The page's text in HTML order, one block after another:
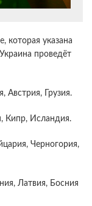
которая указана
проведёт
Австрия, Грузия.
Кипр, Исландия.
Черногория,
Латвия, Босния